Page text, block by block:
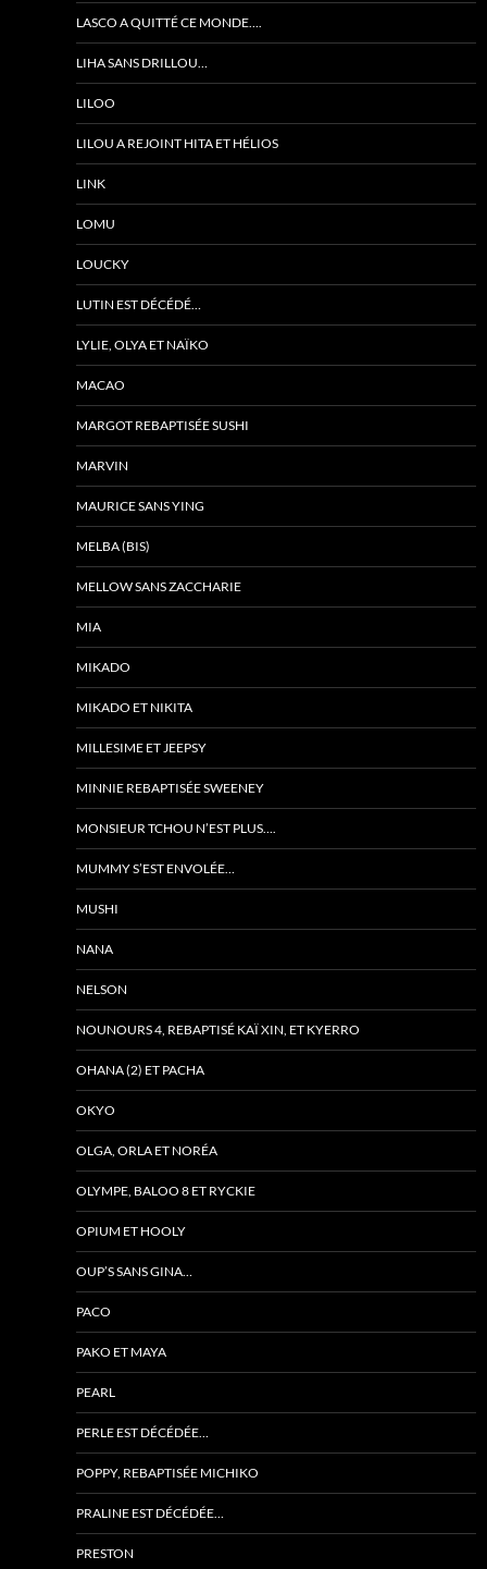
LASCO A QUITTÉ CE MONDE….
LIHA SANS DRILLOU…
LILOO
LILOU A REJOINT HITA ET HÉLIOS
LINK
LOMU
LOUCKY
LUTIN EST DÉCÉDÉ…
LYLIE, OLYA ET NAÏKO
MACAO
MARGOT REBAPTISÉE SUSHI
MARVIN
MAURICE SANS YING
MELBA (BIS)
MELLOW SANS ZACCHARIE
MIA
MIKADO
MIKADO ET NIKITA
MILLESIME ET JEEPSY
MINNIE REBAPTISÉE SWEENEY
MONSIEUR TCHOU N’EST PLUS….
MUMMY S’EST ENVOLÉE…
MUSHI
NANA
NELSON
NOUNOURS 4, REBAPTISÉ KAÏ XIN, ET KYERRO
OHANA (2) ET PACHA
OKYO
OLGA, ORLA ET NORÉA
OLYMPE, BALOO 8 ET RYCKIE
OPIUM ET HOOLY
OUP’S SANS GINA…
PACO
PAKO ET MAYA
PEARL
PERLE EST DÉCÉDÉE…
POPPY, REBAPTISÉE MICHIKO
PRALINE EST DÉCÉDÉE…
PRESTON